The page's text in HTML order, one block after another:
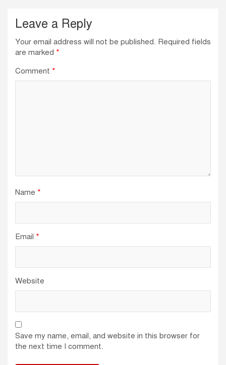
Leave a Reply
Your email address will not be published. Required fields
are marked *
Comment *
Name *
Email *
Website
Save my name, email, and website in this browser for
the next time I comment.